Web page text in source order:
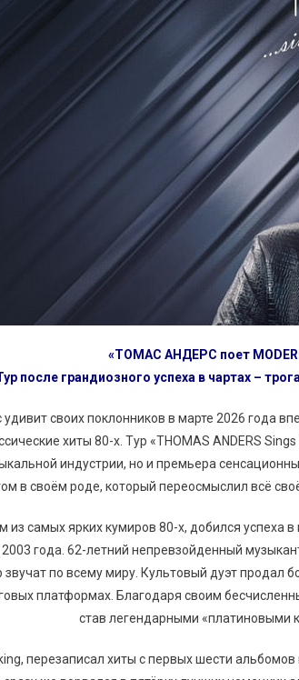
«ТОМАС АНДЕРС поет
после грандиозного успеха в чартах –
своих поклонников в марте 2026 года
хиты 80-х. Тур «THOMAS ANDERS
индустрии, но и премьера
в своём роде, который переосмыслил всё
самых ярких кумиров 80-х, добился успеха
года. 62-летний непревзойденный
звучат по всему миру. Культовый дуэт
платформах. Благодаря своим
став легендарными «платиновыми
перезаписал хиты с первых шести альбомов